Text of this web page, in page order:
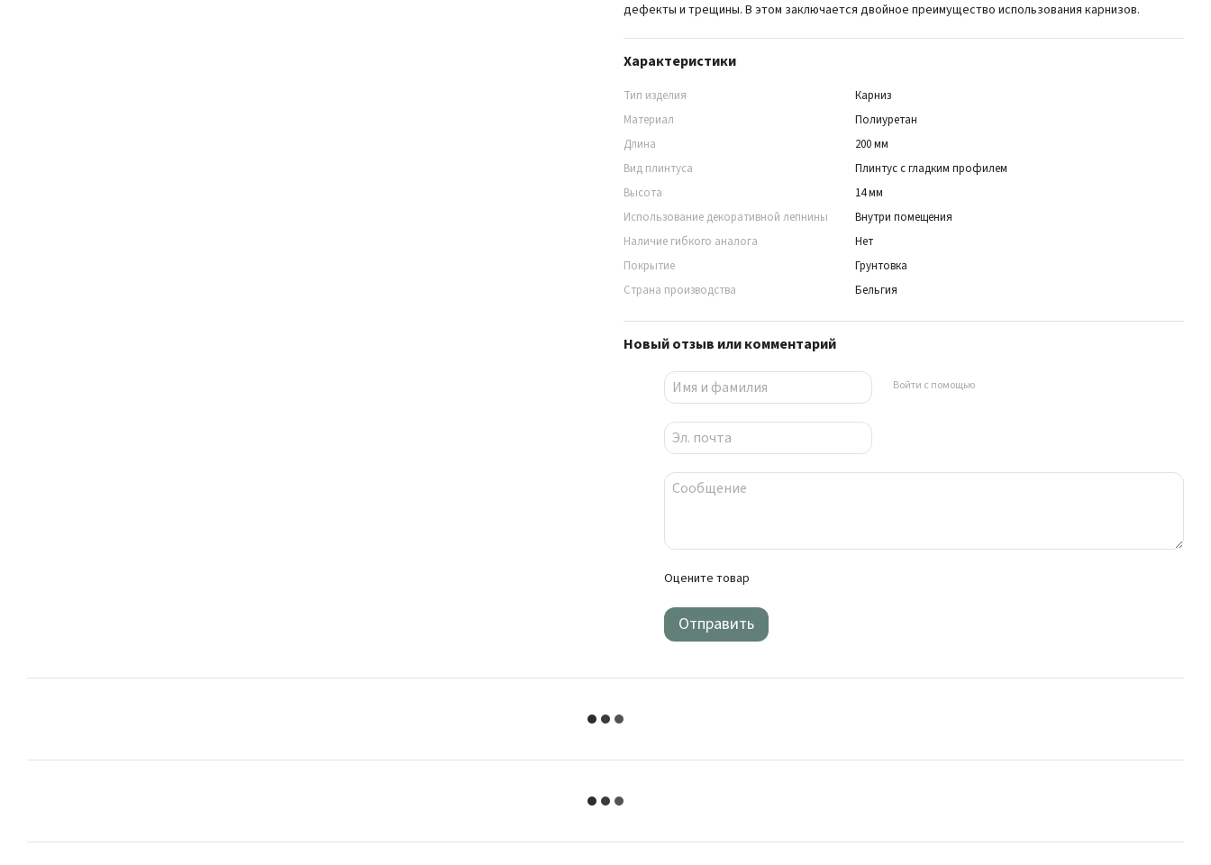
дефекты и трещины. В этом заключается двойное преимущество использования карнизов.
Характеристики
Тип изделия
Карниз
Материал
Полиуретан
Длина
200 мм
Вид плинтуса
Плинтус с гладким профилем
Высота
14 мм
Использование декоративной лепнины
Внутри помещения
Наличие гибкого аналога
Нет
Покрытие
Грунтовка
Страна производства
Бельгия
Новый отзыв или комментарий
Войти с помощью
Оцените товар
Отправить